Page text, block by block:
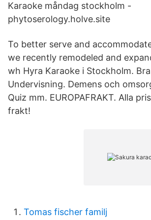
Karaoke måndag stockholm -
phytoserology.holve.site
To better serve and
we recently remodeled and
wh Hyra Karaoke i Stockholm.
Undervisning. Demens och
Quiz mm. EUROPAFRAKT. Alla
frakt!
Tomas fischer familj